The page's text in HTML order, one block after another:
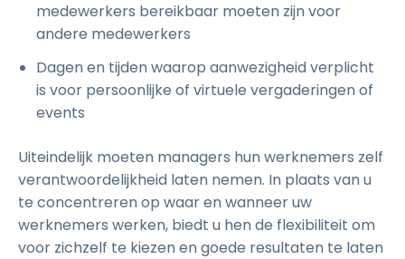
medewerkers bereikbaar moeten zijn voor
andere medewerkers
Dagen en tijden waarop aanwezigheid verplicht
is voor persoonlijke of virtuele vergaderingen of
events
Uiteindelijk moeten managers hun werknemers zelf
verantwoordelijkheid laten nemen. In plaats van u
te concentreren op waar en wanneer uw
werknemers werken, biedt u hen de flexibiliteit om
voor zichzelf te kiezen en goede resultaten te laten